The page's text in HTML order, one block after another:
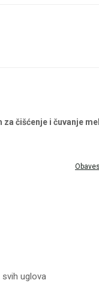
čišćenje i čuvanje
uglova